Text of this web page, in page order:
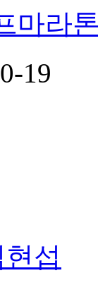
마라
19
섭